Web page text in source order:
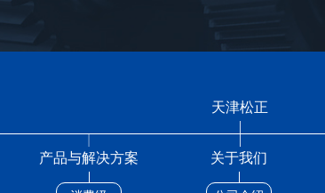
天津松正
产品与解决方案 关于我们